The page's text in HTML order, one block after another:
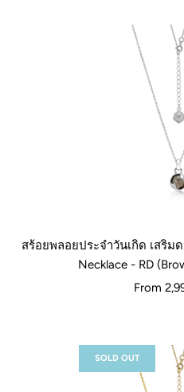
สร้อยพลอยประจำวันเกิด เสริม
Necklace - RD
From
SOLD OUT